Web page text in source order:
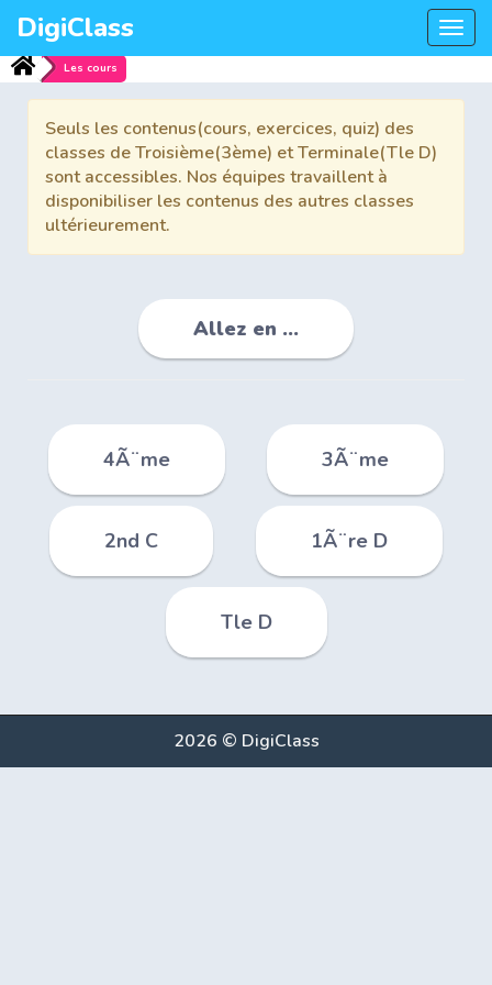
DigiClass
Les cours
Seuls les contenus(cours, exercices, quiz) des
classes de Troisième(3ème) et Terminale(Tle D)
sont accessibles. Nos équipes travaillent à
disponibiliser les contenus des autres classes
ultérieurement.
Allez en ...
4Ã¨me 3Ã¨me
2nd C 1Ã¨re D
Tle D
2026 © DigiClass